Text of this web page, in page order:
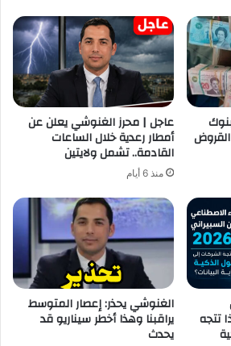
عاجل | محرز الغنوشي يعلن عن
أمطار رعدية خلال الساعات
القادمة.. تشمل ولايتين
منذ 6 أيام
لماذا تتجه
الغنوشي يحذر: إعصار المتوسط
يراقبنا وهذا أخطر سيناريو قد
يحدث